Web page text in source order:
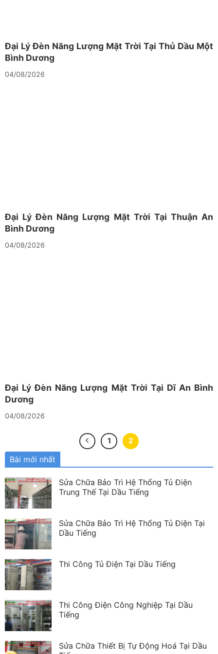
Đại Lý Đèn Năng Lượng Mặt Trời Tại Thủ Dầu Một
Bình Dương
04/08/2026
Đại Lý Đèn Năng Lượng Mặt Trời Tại Thuận An
Bình Dương
04/08/2026
Đại Lý Đèn Năng Lượng Mặt Trời Tại Dĩ An Bình
Dương
04/08/2026
1 2
Bài mới nhất
Sửa Chữa Bảo Trì Hệ Thống Tủ Điện
Trung Thế Tại Dầu Tiếng
Sửa Chữa Bảo Trì Hệ Thống Tủ Điện Tại
Dầu Tiếng
Thi Công Tủ Điện Tại Dầu Tiếng
Thi Công Điện Công Nghiệp Tại Dầu
Tiếng
Sửa Chữa Thiết Bị Tự Động Hoá Tại Dầu